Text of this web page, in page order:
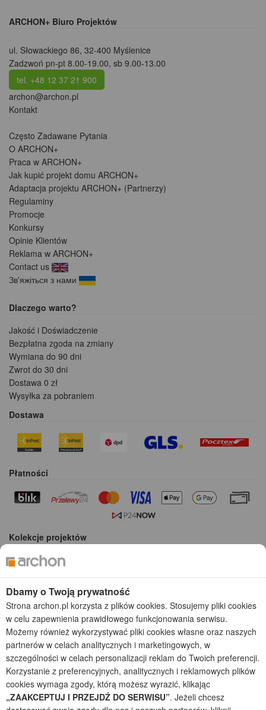
ARCHON+ Biuro Projektów
ul. Słowackiego 86, 32-400 Myślenice
Zadzwoń pn-pt 8.00-19.00, sb 9.00-13.00
tel. +48 12 37 21 900
archon@archon.pl
Kontakt
Często Zadawane Pytania
O ARCHON+
Praca w ARCHON+
Jak kupić projekt domu ARCHON+
Adaptacja projektu ARCHON+ (Partnerzy)
Regulaminy
Promocje
Konkursy
Opinie Klientów
Reklama w ARCHON+
Contact us
Зв'яжіться з нами
Dlaczego warto?
Jakość i Doświadczenie
Bezpłatna zgoda na zmiany
Wymiana do 90 dni
Zwrot do 30 dni
Dostawa 0 zł
Wysyłka za pobraniem
Dostawa
Płatności
Kolekcje projektów
Gotowe projekty domów
Projekty domów szeregowych
Projekty małych domów (do 150 m2)
Projekty domów wielorodzinnych
Projekty domów bliźniaczych
Projekty domów nowoczesnych
Projekty domów parterowych
2026 © ARCHON+ Biuro Projektów - Tradycyjne i nowoczesne gotowe
projekty domów - autorska pracownia architektoniczna założona w 1990r.
przez arch. Barbarę Mendel
Dbamy o Twoją prywatność
Strona archon.pl korzysta z plików cookies. Stosujemy pliki cookies
w celu zapewnienia prawidłowego funkcjonowania serwisu.
Możemy również wykorzystywać pliki cookies własne oraz naszych
partnerów w celach analitycznych i marketingowych, w
szczególności w celach personalizacji reklam do Twoich preferencji.
Korzystanie z preferencyjnych, analitycznych i reklamowych plików
cookies wymaga zgody, którą możesz wyrazić, klikając
„ZAAKCEPTUJ I PRZEJDŹ DO SERWISU”. Jeżeli chcesz